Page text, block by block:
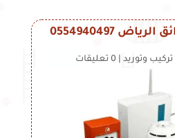
0554940497
تركيب وتوريد |0 تعليقات